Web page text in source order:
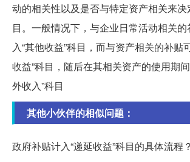
动的相关性以及是否与特定资产相关来
目。一般情况下，与企业日常活动相关
入“其他收益”科目，而与资产相关的补贴
收益”科目，随后在其相关资产的使用期
外收入”科目
其他小伙伴的相似问题：
政府补贴计入“递延收益”科目的具体流程？